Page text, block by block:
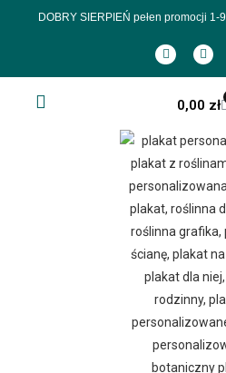
DOBRY SIERPIEŃ pełen promocji 1-
0,00 zł